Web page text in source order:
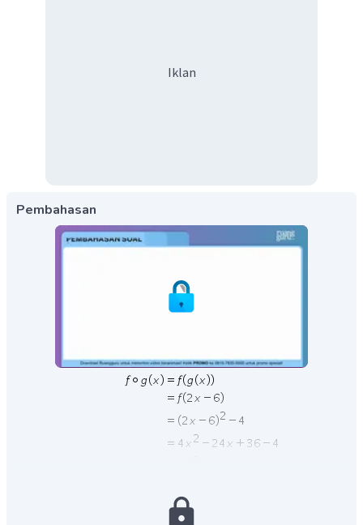
Iklan
Pembahasan